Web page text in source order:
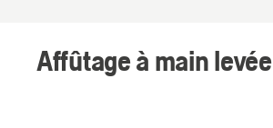
Affûtage à main levée